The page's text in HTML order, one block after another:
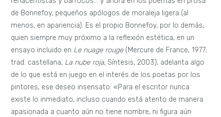
de Bonnefoy, pequeños apólogos de moraleja ligera (al
menos, en apariencia). Es el propio Bonnefoy, por lo demás,
quien siempre muy próximo a la reflexión estética, en un
ensayo incluido en Le nuage rouge (Mercure de France, 1977;
trad. castellana, La nube roja, Síntesis, 2003), adelanta algo
de lo que está en juego en el interés de los poetas por los
pintores, ese deseo insensato: «Para el escritor nunca
existe lo inmediato, incluso cuando está atento de manera
apasionada a cuanto aún no tiene nombre, ni figura aún